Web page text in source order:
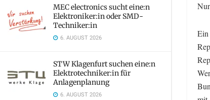
MEC electronics sucht eine:n
Elektroniker:in oder SMD-
Techniker:in
6. AUGUST 2026
STW Klagenfurt suchen eine:n
Elektrotechniker:in für
Anlagenplanung
6. AUGUST 2026
Ein